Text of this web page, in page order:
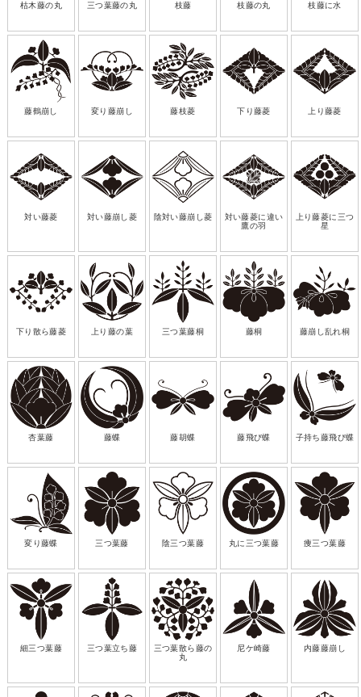
枯木藤の丸 三つ葉藤の丸 枝藤 枝藤の丸 枝藤に水
藤鶴崩し 変り藤崩し 藤枝菱 下り藤菱 上り藤菱
対い藤菱 対い藤崩し菱 陰対い藤崩し菱
対い藤菱に違い
鷹の羽
上り藤菱に三つ
星
下り散ら藤菱 上り藤の葉 三つ葉藤桐 藤桐 藤崩し乱れ桐
杏葉藤 藤蝶 藤胡蝶 藤飛び蝶 子持ち藤飛び蝶
変り藤蝶 三つ葉藤 陰三つ葉藤 丸に三つ葉藤 痩三つ葉藤
細三つ葉藤 三つ葉立ち藤
三つ葉散ら藤の
丸
尼ケ崎藤 内藤藤崩し